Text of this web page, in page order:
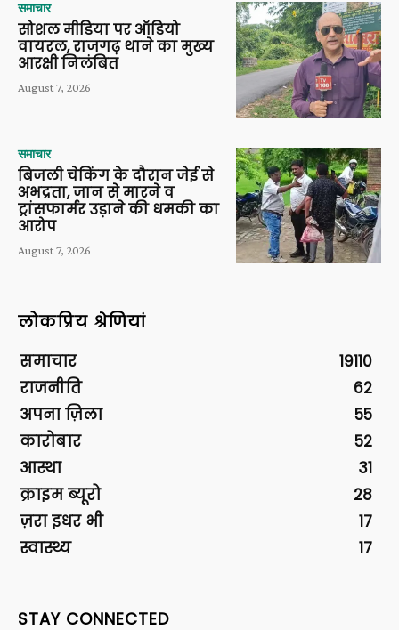
समाचार
सोशल मीडिया पर ऑडियो
वायरल, राजगढ़ थाने का मुख्य
आरक्षी निलंबित
August 7, 2026
समाचार
बिजली चेकिंग के दौरान जेई से
अभद्रता, जान से मारने व
ट्रांसफार्मर उड़ाने की धमकी का
आरोप
August 7, 2026
लोकप्रिय श्रेणियां
समाचार
19110
राजनीति
62
अपना ज़िला
55
कारोबार
52
आस्था
31
क्राइम ब्यूरो
28
ज़रा इधर भी
17
स्वास्थ्य
17
STAY CONNECTED